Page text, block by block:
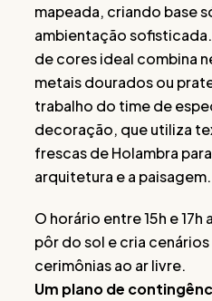
mapeada, criando base
ambientação
de cores ideal combina
metais dourados ou
trabalho do time de
decoração, que utiliza
frescas de Holambra
arquitetura e a paisagem.
O horário entre 15h e
pôr do sol e cria
cerimônias ao ar livre.
Um plano de